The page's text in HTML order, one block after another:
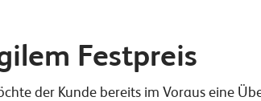
Festpreis
der Kunde bereits im Voraus eine